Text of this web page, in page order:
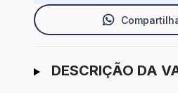
Ir para candidatura
DESCRIÇÃO DA